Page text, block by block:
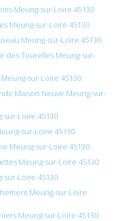
Meung-sur-Loire 45130
Meung-sur-Loire 45130
Meung-sur-Loire 45130
des Tourelles Meung-sur-
sur-Loire 45130
Maison Neuve Meung-sur-
sur-Loire 45130
sur-Loire 45130
Meung-sur-Loire 45130
Meung-sur-Loire 45130
sur-Loire 45130
Meung-sur-Loire
Meung-sur-Loire 45130